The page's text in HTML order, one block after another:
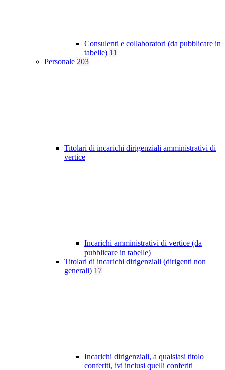
Consulenti e collaboratori (da pubblicare in
tabelle) 11
Personale 203
Titolari di incarichi dirigenziali amministrativi di
vertice
Incarichi amministrativi di vertice (da
pubblicare in tabelle)
Titolari di incarichi dirigenziali (dirigenti non
generali) 17
Incarichi dirigenziali, a qualsiasi titolo
conferiti, ivi inclusi quelli conferiti